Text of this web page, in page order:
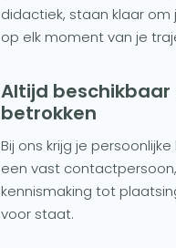
didactiek, staan klaar
op elk moment van je
Altijd beschikbaar
betrokken
Bij ons krijg je
een vast
kennismaking tot
voor staat.